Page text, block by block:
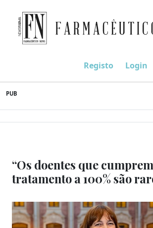
to
content
Farmacêutico News
Registo Login
PUB
“Os doentes que
tratamento a 100% são